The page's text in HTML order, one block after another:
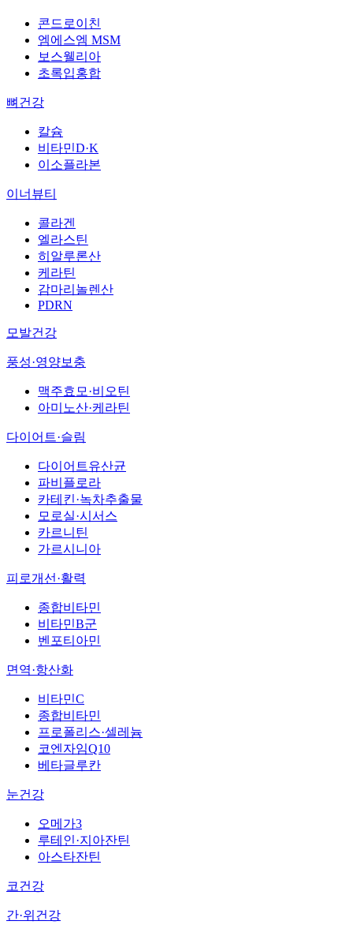
콘드로이친
엠에스엠 MSM
보스웰리아
초록입홍합
뼈건강
칼슘
비타민D·K
이소플라본
이너뷰티
콜라겐
엘라스틴
히알루론산
케라틴
감마리놀렌산
PDRN
모발건강
풍성·영양보충
맥주효모·비오틴
아미노산·케라틴
다이어트·슬림
다이어트유산균
파비플로라
카테킨·녹차추출물
모로실·시서스
카르니틴
가르시니아
피로개선·활력
종합비타민
비타민B군
벤포티아민
면역·항산화
비타민C
종합비타민
프로폴리스·셀레늄
코엔자임Q10
베타글루칸
눈건강
오메가3
루테인·지아잔틴
아스타잔틴
코건강
간·위건강